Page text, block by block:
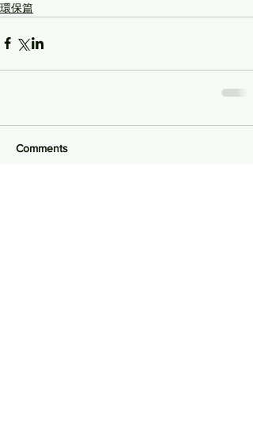
環保篇
Comments